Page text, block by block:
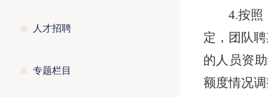
人才招聘
专题栏目
4.按照
定，团队
的人员资
额度情况